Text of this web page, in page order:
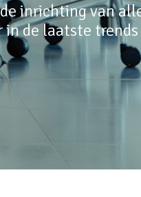
inrichting van
de laatste trends